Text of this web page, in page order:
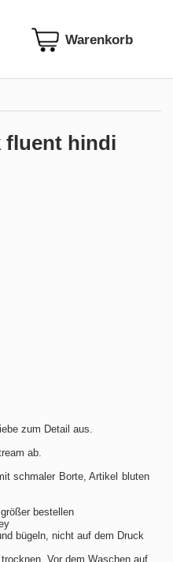
fluent hindi
zum Detail aus.
ab.
schmaler Borte, Artikel bluten
bestellen
bügeln, nicht auf dem Druck
Vor dem Waschen auf